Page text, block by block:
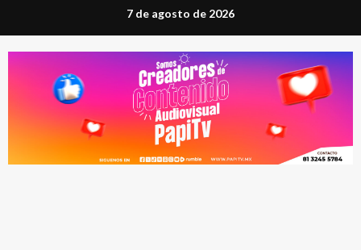
al
contenido
7 de agosto de 2026